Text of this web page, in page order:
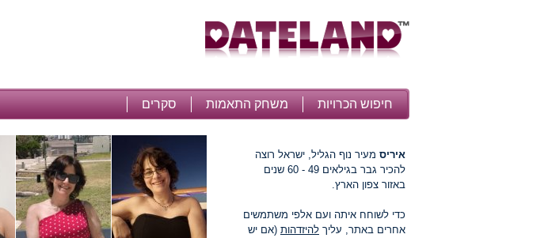
חיפוש הכרויות משחק התאמות סקרים
איריס מעיר נוף הגליל, ישראל רוצה
להכיר גבר בגילאים 49 - 60 שנים
באזור צפון הארץ.
כדי לשוחח איתה ועם אלפי משתמשים
אחרים באתר, עליך להיזדהות (אם יש